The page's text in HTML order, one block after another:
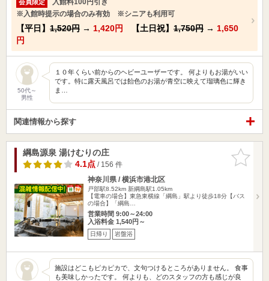
会員限定
※入館時提示の場合のみ有効 ※シニアも利用可
【平日】 1,520円 → 1,420円 【土日祝】 1,750円 → 1,650
円
50代～
男性
１０年くらい前からのヘビーユーザーです。 何よりもお湯がいい
です。特に露天風呂では飴色のお湯が青空に映えて瑠璃色に輝き
ま…
関連情報から探す
お気に入
りに追加
綱島源泉 湯けむりの庄
4.1点/ 156 件
神奈川県 / 横浜市港北区
戸部駅8.52km 新綱島駅1.05km
【電車の場合】東急東横線「綱島」駅より徒歩18分【バス
の場合】「綱島…
営業時間 9:00～24:00
入浴料金 1,540円～
日帰り 岩盤浴
施設はどこもピカピカで、文句つけるところがありません。 食事
も美味しかったです。 何よりも、どのスタッフの方も感じが良